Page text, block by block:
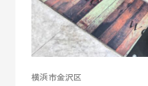
横浜市金沢区